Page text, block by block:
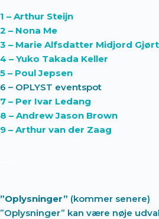
1 – Arthur Steijn
2 – Nona Me
3 – Marie Alfsdatter Midjord
4 – Yuko Takada Keller
5 – Poul Jepsen
6 – OPLYST eventspot
7 – Per Ivar Ledang
8 – Andrew Jason Brown
9 – Arthur van der Zaag
”Oplysninger” (kommer senere)
”Oplysninger” kan være nøje